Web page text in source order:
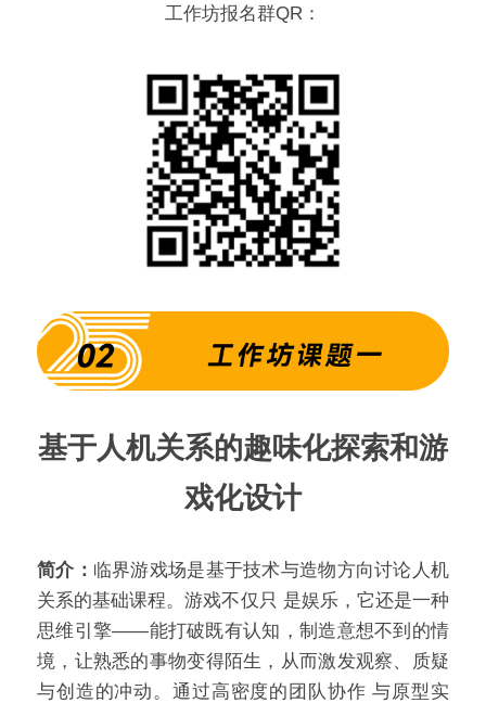
工作坊报名群QR：
基于人机关系的趣味化探索和游
戏化设计
简介： 临界游戏场是基于技术与造物方向讨论人机
关系的基础课程。游戏不仅只 是娱乐，它还是一种
思维引擎——能打破既有认知，制造意想不到的情
境，让熟悉的事物变得陌生，从而激发观察、质疑
与创造的冲动。通过高密度的团队协作 与原型实